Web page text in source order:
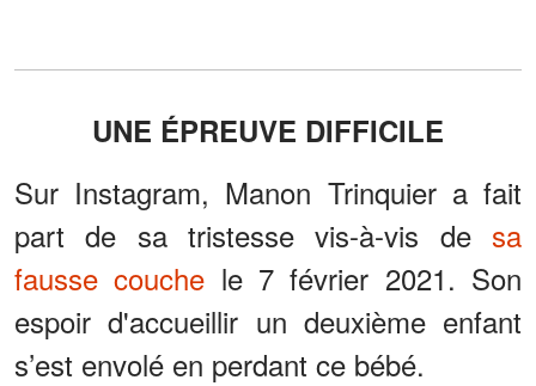
UNE ÉPREUVE DIFFICILE
Sur Instagram, Manon Trinquier a fait
part de sa tristesse vis-à-vis de sa
fausse couche le 7 février 2021. Son
espoir d'accueillir un deuxième enfant
s’est envolé en perdant ce bébé.